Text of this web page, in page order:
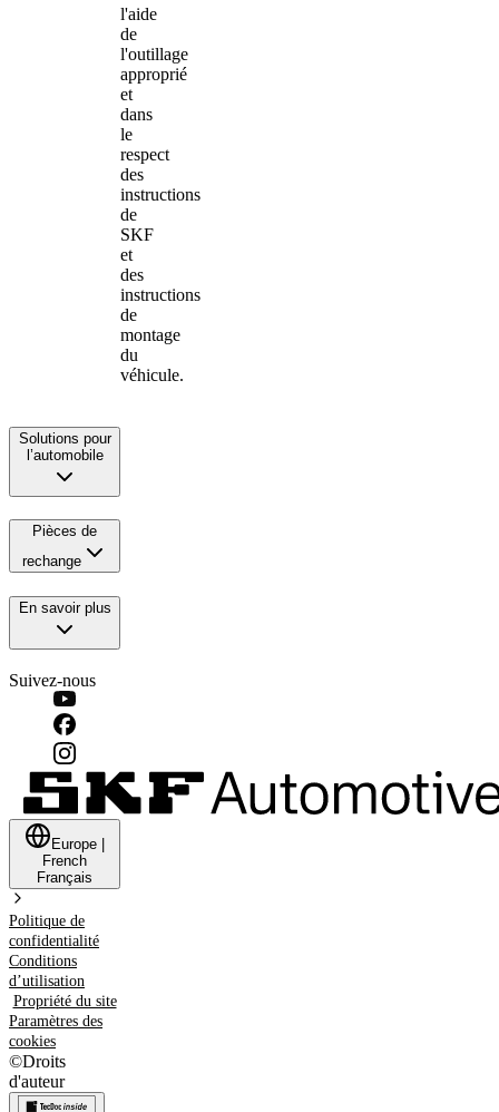
l'aide
de
l'outillage
approprié
et
dans
le
respect
des
instructions
de
SKF
et
des
instructions
de
montage
du
véhicule.
Solutions pour
l’automobile
Pièces de
rechange
En savoir plus
Suivez-nous
Europe
French
Français
Politique de
confidentialité
Conditions
d’utilisation
Propriété du site
Paramètres des
cookies
©Droits
d'auteur